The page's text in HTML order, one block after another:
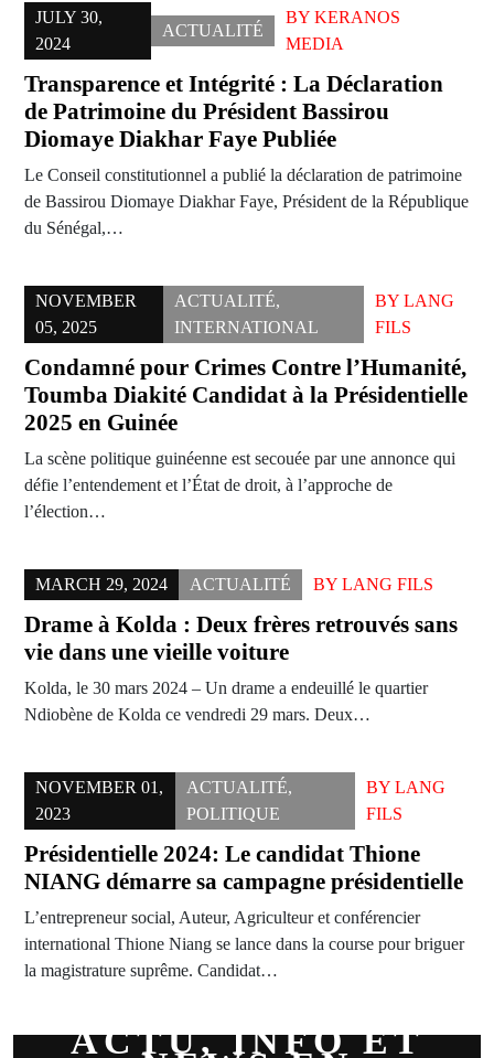
JULY 30,
2024
ACTUALITÉ
BY KERANOS
MEDIA
Transparence et Intégrité : La Déclaration
de Patrimoine du Président Bassirou
Diomaye Diakhar Faye Publiée
Le Conseil constitutionnel a publié la déclaration de patrimoine
de Bassirou Diomaye Diakhar Faye, Président de la République
du Sénégal,…
NOVEMBER
05, 2025
ACTUALITÉ,
INTERNATIONAL
BY LANG
FILS
Condamné pour Crimes Contre l’Humanité,
Toumba Diakité Candidat à la Présidentielle
2025 en Guinée
La scène politique guinéenne est secouée par une annonce qui
défie l’entendement et l’État de droit, à l’approche de
l’élection…
MARCH 29, 2024 ACTUALITÉ BY LANG FILS
Drame à Kolda : Deux frères retrouvés sans
vie dans une vieille voiture
Kolda, le 30 mars 2024 – Un drame a endeuillé le quartier
Ndiobène de Kolda ce vendredi 29 mars. Deux…
NOVEMBER 01,
2023
ACTUALITÉ,
POLITIQUE
BY LANG
FILS
Présidentielle 2024: Le candidat Thione
NIANG démarre sa campagne présidentielle
L’entrepreneur social, Auteur, Agriculteur et conférencier
international Thione Niang se lance dans la course pour briguer
la magistrature suprême. Candidat…
ACTU, INFO ET